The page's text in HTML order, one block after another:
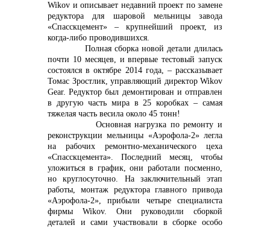
Контакты
+7 (423) 234 50 50
info@vostokcement.ru
Wikov и описывает недавний проект по замене
редуктора для шаровой мельницы
завода
«Спасскцемент» – крупнейший проект, из
когда-либо проводившихся.
Полная сборка новой детали длилась
почти 10 месяцев, и впервые тестовый запуск
состоялся в октябре 2014 года, – рассказывает
Томас Зростлик, управляющий директор Wikov
Gear. Редуктор был демонтирован и отправлен
в другую часть мирав25 коробках – самая
тяжелая часть весила около 45 тонн!
Основная нагрузка по ремонту и
реконструкции мельницы «Аэрофола-2» легла
на рабочих ремонтно-механического цеха
«Спасскцемента». Последний месяц, чтобы
уложиться в график, они работали посменно,
но круглосуточно. На заключительный этап
работы, монтаж редуктора главного привода
«Аэрофола-2», прибыли четыре специалиста
фирмы Wikov. Они руководили сборкой
деталей и сами участвовали в сборке особо